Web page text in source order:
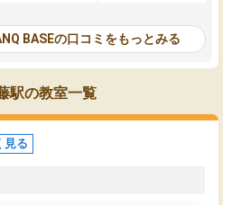
数人の大人に
のため多くの
より良いもの
。
接してくださ
かったで
総合型選抜対策として志
接・小論文などの技術指
ション内容になっていま
を社会人として働いてい
BASEの口コミをもっとみる
駅の教室一覧
見る